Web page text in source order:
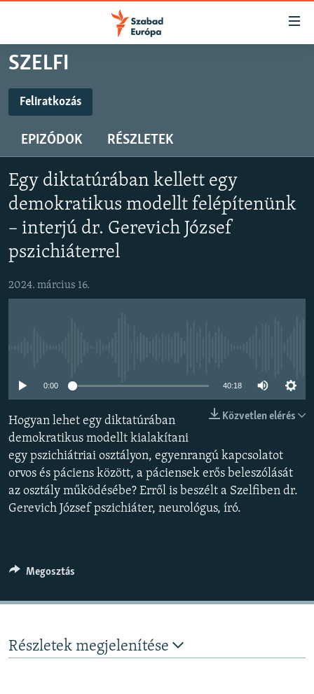
Akadálymentes
Ugrás
fő
oldalra
tartalomjegyzékre
Ugrás
keresésre
AKTUÁLIS
ELEMZŐ
NER15
SZABADON
TÁRSADALOM
DEMOKRÁCIA
A PÉNZ NYOMÁBAN
KLÍMAVÁLTOZÁS
A MÚLT TANULSÁGAI
KÖVESSEN MINKET!
Valamennyi RFE/RL weboldal
SZELFI
Feliratkozás
Spotify
Feliratkozás
EPIZÓDOK RÉSZLETEK
Egy diktatúrában kellett egy
demokratikus modellt felépítenünk
– interjú dr. Gerevich József
pszichiáterrel
2024. március 16.
0:00 40:18
Közvetlen elérés
Hogyan lehet egy diktatúrában
demokratikus modellt kialakítani
egy pszichiátriai osztályon, egyenrangú kapcsolatot
orvos és páciens között, a páciensek erős beleszólását
az osztály működésébe? Erről is beszélt a Szelfiben dr.
Gerevich József pszichiáter, neurológus, író.
Megosztás
Részletek megjelenítése
Spotify
Feliratkozás